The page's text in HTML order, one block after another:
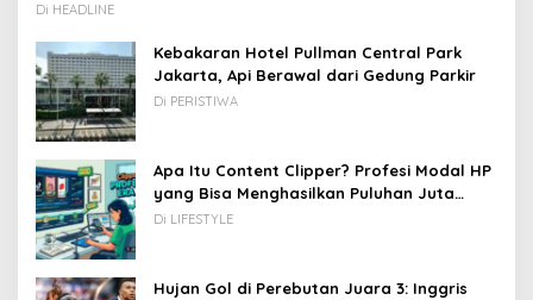
Di HEADLINE
Kebakaran Hotel Pullman Central Park
Jakarta, Api Berawal dari Gedung Parkir
Di PERISTIWA
Apa Itu Content Clipper? Profesi Modal HP
yang Bisa Menghasilkan Puluhan Juta
Rupiah
Di LIFESTYLE
Hujan Gol di Perebutan Juara 3: Inggris